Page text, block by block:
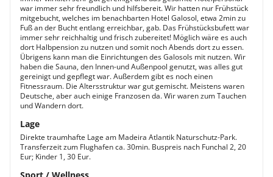
war immer sehr freundlich und hilfsbereit. Wir hatten nur Frühstück
mitgebucht, welches im benachbarten Hotel Galosol, etwa 2min zu
Fuß an der Bucht entlang erreichbar, gab. Das Frühstücksbufett war
immer sehr reichhaltig und frisch zubereitet! Möglich wäre es auch
dort Halbpension zu nutzen und somit noch Abends dort zu essen.
Übrigens kann man die Einrichtungen des Galosols mit nutzen. Wir
haben die Sauna, den Innen-und Außenpool genutzt, was alles gut
gereinigt und gepflegt war. Außerdem gibt es noch einen
Fitnessraum. Die Altersstruktur war gut gemischt. Meistens waren
Deutsche, aber auch einige Franzosen da. Wir waren zum Tauchen
und Wandern dort.
Lage
Direkte traumhafte Lage am Madeira Atlantik Naturschutz-Park.
Transferzeit zum Flughafen ca. 30min. Buspreis nach Funchal 2, 20
Eur; Kinder 1, 30 Eur.